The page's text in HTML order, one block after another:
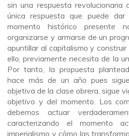
sin una respuesta
única respuesta que puede
momento histórico
organizarse y armarse de un
apuntillar al capitalismo y
ello, previamente necesita de la
Por tanto, la propuesta
hace más de un año pues
objetiva de la clase obrera, sigue
objetivo y del momento. Los
debemos actuar
caracterizando el momento
imperialismo y cómo las